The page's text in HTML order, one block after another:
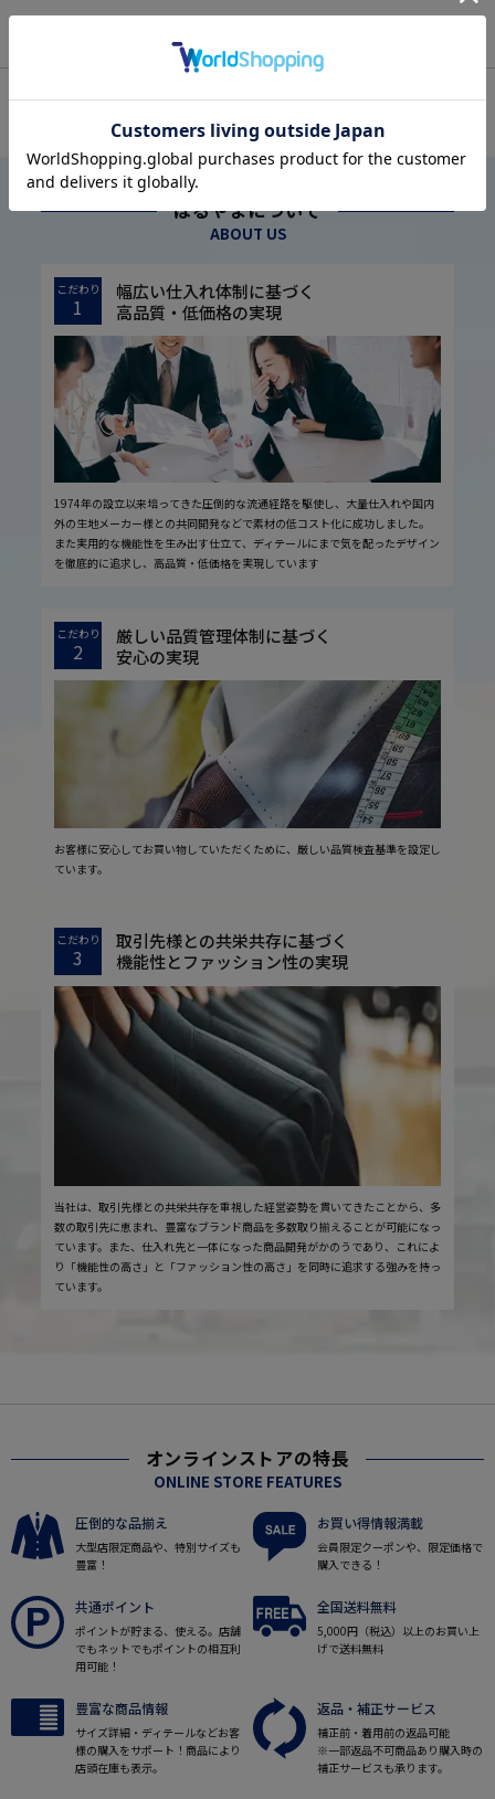
はるやまについて
ABOUT US
こだわり
1
幅広い仕入れ体制に基づく
高品質・低価格の実現
1974年の設立以来培ってきた圧倒的な流通経路を駆使し、大量仕入れや国内
外の生地メーカー様との共同開発などで素材の低コスト化に成功しました。
また実用的な機能性を生み出す仕立て、ディテールにまで気を配ったデザイン
を徹底的に追求し、高品質・低価格を実現しています
こだわり
2
厳しい品質管理体制に基づく
安心の実現
お客様に安心してお買い物していただくために、厳しい品質検査基準を設定し
ています。
こだわり
3
取引先様との共栄共存に基づく
機能性とファッション性の実現
当社は、取引先様との共栄共存を重視した経営姿勢を貫いてきたことから、多
数の取引先に恵まれ、豊富なブランド商品を多数取り揃えることが可能になっ
ています。また、仕入れ先と一体になった商品開発がかのうであり、これによ
り「機能性の高さ」と「ファッション性の高さ」を同時に追求する強みを持っ
ています。
オンラインストアの特長
ONLINE STORE FEATURES
圧倒的な品揃え
大型店限定商品や、特別サイズも
豊富！
お買い得情報満載
会員限定クーポンや、限定価格で
購入できる！
共通ポイント
ポイントが貯まる、使える。店舗
でもネットでもポイントの相互利
用可能！
全国送料無料
5,000円（税込）以上のお買い上
げで送料無料
豊富な商品情報
サイズ詳細・ディテールなどお客
様の購入をサポート！商品により
店頭在庫も表示。
返品・補正サービス
補正前・着用前の返品可能
※一部返品不可商品あり購入時の
補正サービスも承ります。